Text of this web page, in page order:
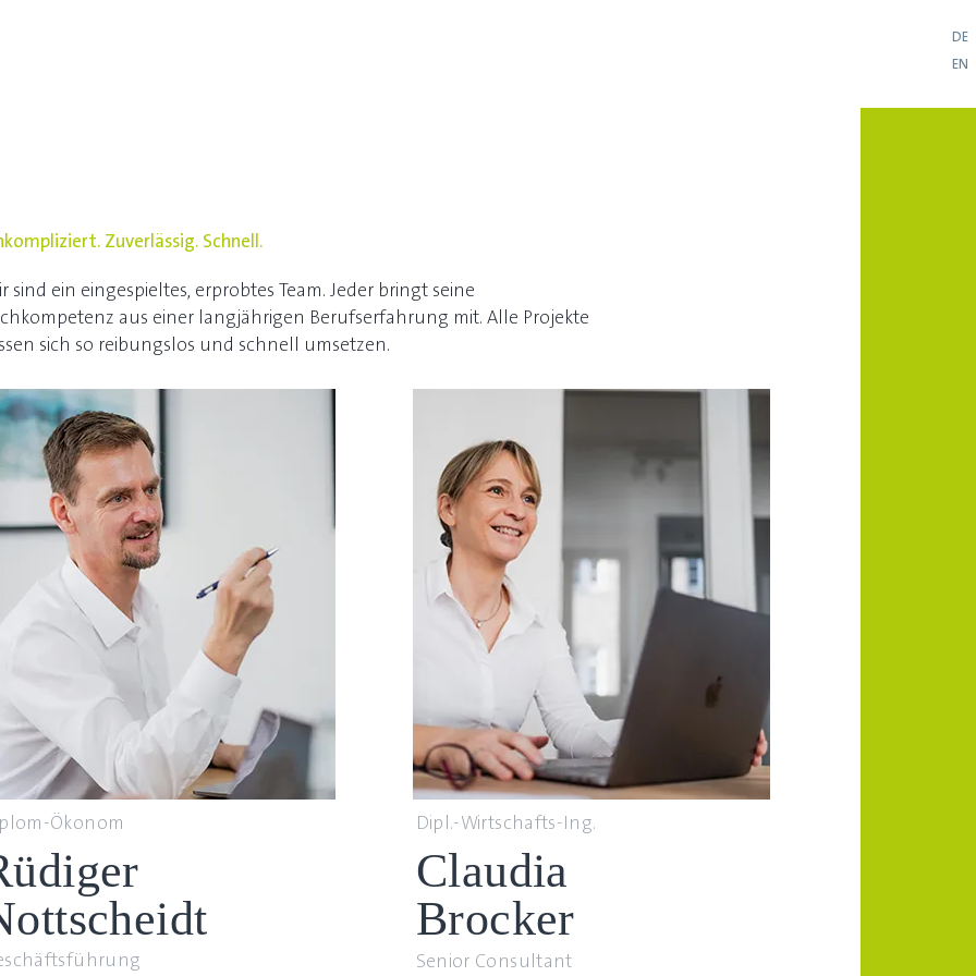
EN
DE
Zuverlässig. Schnell.
sind ein eingespieltes, erprobtes Team. Jeder bringt seine
aus einer langjährigen Berufserfahrung mit. Alle Projekte
sich so reibungslos und schnell umsetzen.
Ökonom Dipl.-Wirtschafts-Ing.
Claudia
Brocker
Senior Consultant